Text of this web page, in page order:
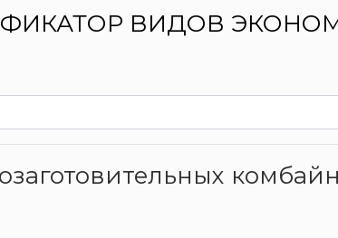
ВИДОВ